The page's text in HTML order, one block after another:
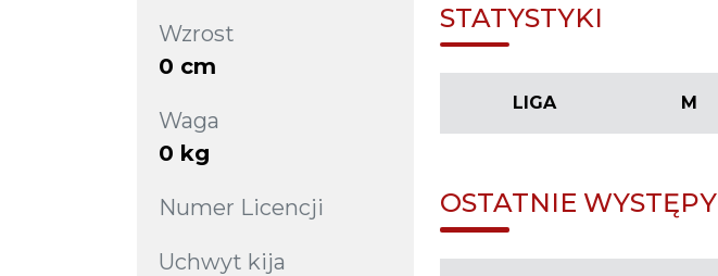
Wzrost
0 cm
Waga
0 kg
Numer Licencji
Uchwyt kija
STATYSTYKI
LIGA M
OSTATNIE WYSTĘPY